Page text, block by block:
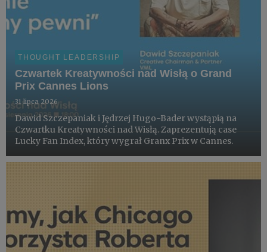
THOUGHT LEADERSHIP
Czwartek Kreatywności nad Wisłą o Grand
Prix Cannes Lions
31 lipca 2026
Dawid Szczepaniak i Jędrzej Hugo-Bader wystąpią na
Czwartku Kreatywności nad Wisłą. Zaprezentują case
Lucky Fan Index, który wygrał Granx Prix w Cannes.